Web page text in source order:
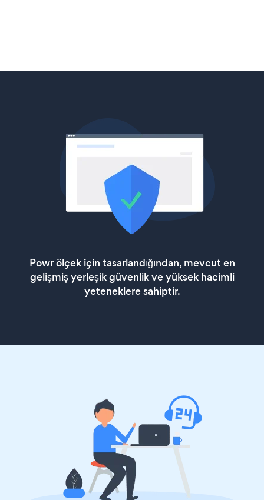
Powr ölçek için tasarlandığından, mevcut en
gelişmiş yerleşik güvenlik ve yüksek hacimli
yeteneklere sahiptir.